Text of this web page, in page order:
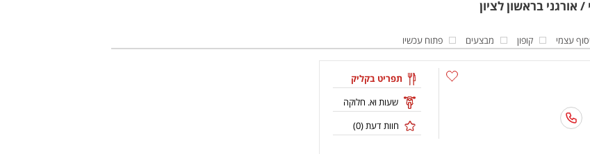
עצמי קופון מבצעים פתוח עכשיו
תפריט בקליק
שעות וא. חלוקה
חוות דעת (0
)